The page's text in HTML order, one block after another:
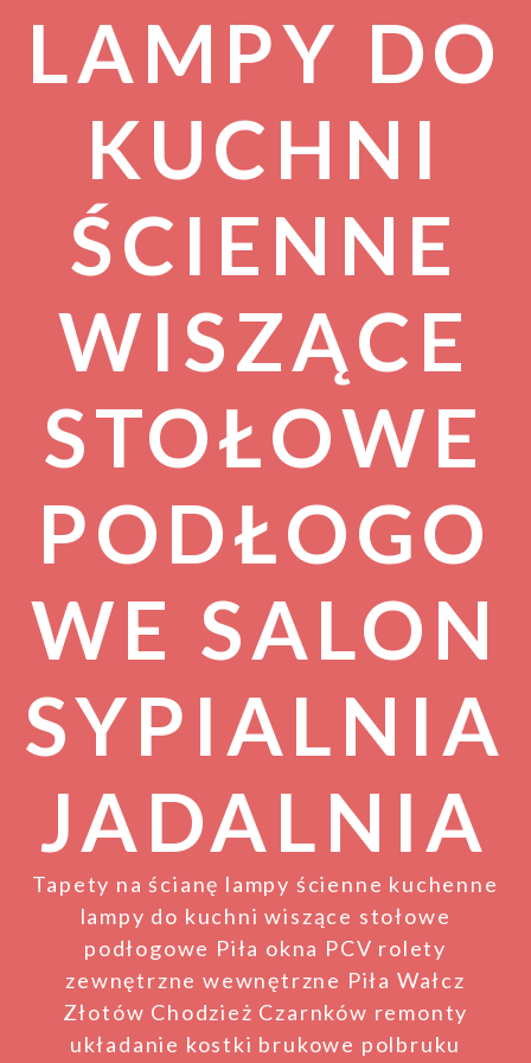
LAMPY DO
KUCHNI
ŚCIENNE
WISZĄCE
STOŁOWE
PODŁOGO
WE SALON
SYPIALNIA
JADALNIA
Tapety na ścianę lampy ścienne kuchenne
lampy do kuchni wiszące stołowe
podłogowe Piła okna PCV rolety
zewnętrzne wewnętrzne Piła Wałcz
Złotów Chodzież Czarnków remonty
układanie kostki brukowe polbruku